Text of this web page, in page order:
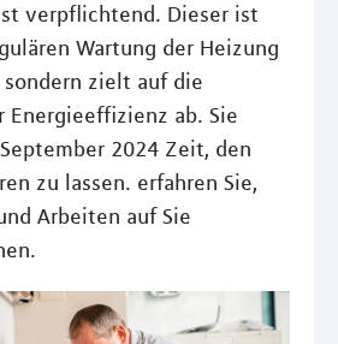
verpflichtend. Dieser ist
Wartung der Heizung
zielt auf die
Energieeffizienz ab. Sie
2024 Zeit, den
zu lassen. erfahren Sie,
Arbeiten auf Sie